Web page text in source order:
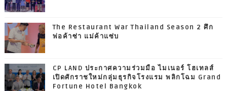
The Restaurant War Thailand Season 2 ศึก
พ่อค้าซ่า แม่ค้าแซ่บ
CP LAND ประกาศความร่วมมือ ไมเนอร์ โฮเทลส์
เปิดศักราชใหม่กลุ่มธุรกิจโรงแรม พลิกโฉม Grand
Fortune Hotel Bangkok